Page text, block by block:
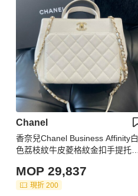
Chanel
香奈兒Chanel Business Affinity白
色荔枝紋牛皮菱格紋金扣手提托特
MOP 29,837
現折 200